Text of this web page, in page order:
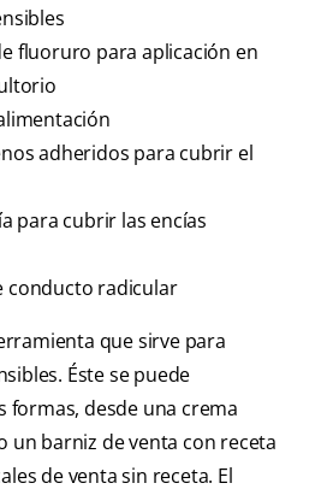
fluoruro para aplicación en
adheridos para cubrir el
para cubrir las encías
conducto radicular
que sirve para
Éste se puede
formas, desde una crema
un barniz de venta con receta
de venta sin receta. El